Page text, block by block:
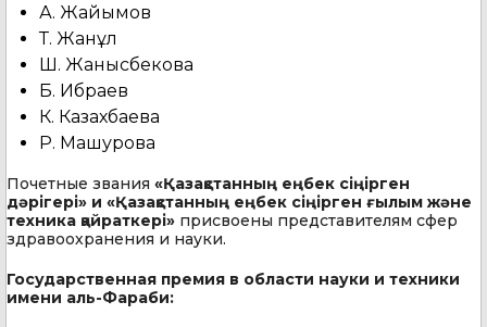
А. Жайымов
Т. Жанқұл
Ш. Жанысбекова
Б. Ибраев
К. Казахбаева
Р. Машурова
Почетные звания «Қазақстанның еңбек сіңірген
дәрігері» и «Қазақстанның еңбек сіңірген ғылым және
техника қайраткері» присвоены представителям сфер
здравоохранения и науки.
Государственная премия в области науки и техники
имени аль-Фараби: